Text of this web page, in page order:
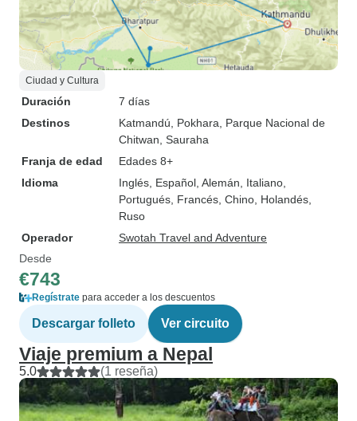
Ciudad y Cultura
Duración
7 días
Destinos
Katmandú , Pokhara , Parque Nacional de
Chitwan , Sauraha
Franja de edad
Edades 8+
Idioma
Inglés, Español, Alemán, Italiano,
Portugués, Francés, Chino, Holandés,
Ruso
Operador
Swotah Travel and Adventure
Desde
€743
Regístrate para acceder a los descuentos
Descargar folleto Ver circuito
Viaje premium a Nepal
5.0 (1 reseña)